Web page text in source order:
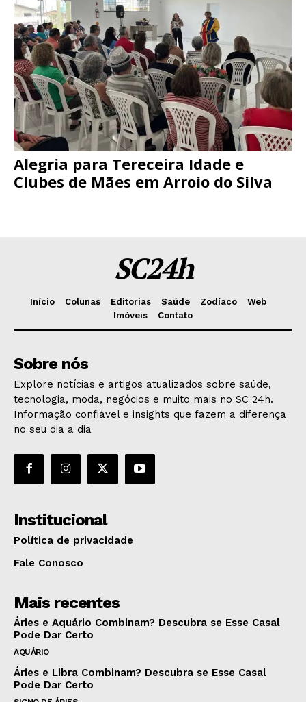
Alegria para Tereceira Idade e
Clubes de Mães em Arroio do Silva
SC24h
Início Colunas Editorias Saúde Zodíaco
Web
Imóveis
Contato
Sobre nós
Explore notícias e artigos atualizados sobre saúde,
tecnologia, moda, negócios e muito mais no SC 24h.
Informação confiável e insights que fazem a diferença
no seu dia a dia
Institucional
Política de privacidade
Fale Conosco
Mais recentes
Áries e Aquário Combinam? Descubra se Esse Casal
Pode Dar Certo
AQUÁRIO
Áries e Libra Combinam? Descubra se Esse Casal
Pode Dar Certo